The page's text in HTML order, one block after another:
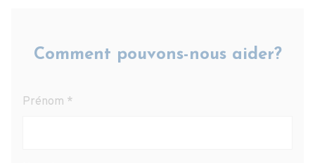
Comment pouvons-nous aider?
Prénom *